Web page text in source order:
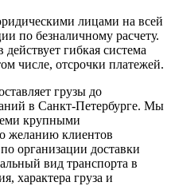
лицами на всей
по безналичному расчету.
гибкая система
числе, отсрочки платежей.
грузы до
в Санкт-Петербурге. Мы
крупными
желанию клиентов
организации доставки
вид транспорта в
характера груза и